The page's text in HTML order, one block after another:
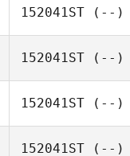
152041ST(--)
152041ST(--)
152041ST(--)
152041ST(--)